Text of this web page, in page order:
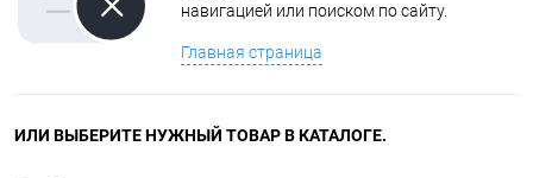
навигацией или поиском по сайту.
Главная страница
ИЛИ ВЫБЕРИТЕ НУЖНЫЙ ТОВАР В КАТАЛОГЕ.